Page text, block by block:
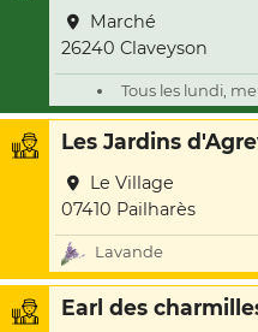
Marché
26240 Claveyson
Tous les lundi,
Les Jardins
Le Village
07410 Pailharès
Lavande
Earl des